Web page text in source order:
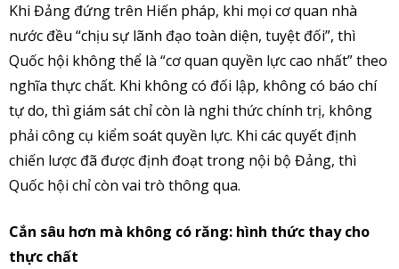
Khi Đảng đứng trên Hiến pháp, khi mọi cơ quan nhà
nước đều “chịu sự lãnh đạo toàn diện, tuyệt đối”, thì
Quốc hội không thể là “cơ quan quyền lực cao nhất” theo
nghĩa thực chất. Khi không có đối lập, không có báo chí
tự do, thì giám sát chỉ còn là nghi thức chính trị, không
phải công cụ kiểm soát quyền lực. Khi các quyết định
chiến lược đã được định đoạt trong nội bộ Đảng, thì
Quốc hội chỉ còn vai trò thông qua.
Cắn sâu hơn mà không có răng: hình thức thay cho
thực chất